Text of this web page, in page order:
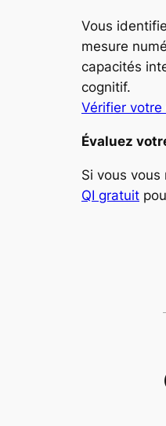
Vous
mesure
capacités
cognitif.
Vérifier
Évaluez
Si vous
QI gratuit